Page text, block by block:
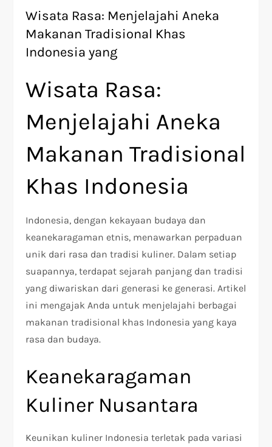
Wisata Rasa: Menjelajahi Aneka
Makanan Tradisional Khas
Indonesia yang
Wisata Rasa:
Menjelajahi Aneka
Makanan Tradisional
Khas Indonesia
Indonesia, dengan kekayaan budaya dan
keanekaragaman etnis, menawarkan perpaduan
unik dari rasa dan tradisi kuliner. Dalam setiap
suapannya, terdapat sejarah panjang dan tradisi
yang diwariskan dari generasi ke generasi. Artikel
ini mengajak Anda untuk menjelajahi berbagai
makanan tradisional khas Indonesia yang kaya
rasa dan budaya.
Keanekaragaman
Kuliner Nusantara
Keunikan kuliner Indonesia terletak pada variasi